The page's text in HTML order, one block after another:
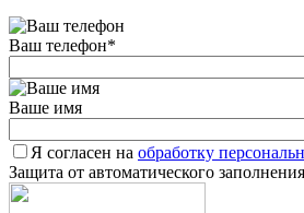
Ваш телефон*
Ваше имя
Я согласен на обработку
Защита от автоматического заполнения